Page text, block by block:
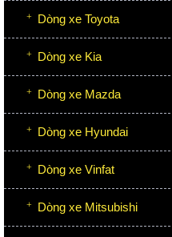
Dòng xe Toyota
Dòng xe Kia
Dòng xe Mazda
Dòng xe Hyundai
Dòng xe Vinfat
Dòng xe Mitsubishi